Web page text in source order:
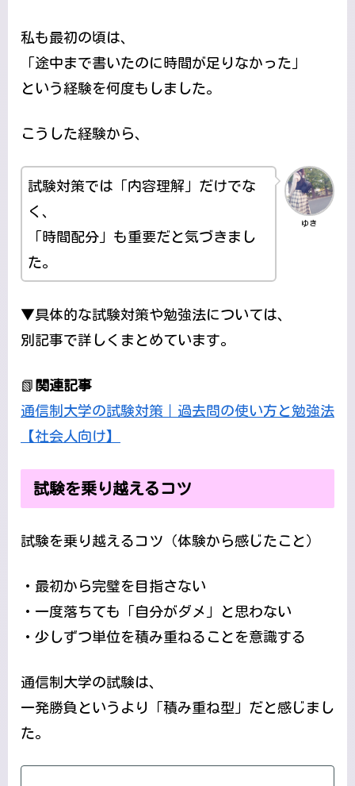
私も最初の頃は、
「途中まで書いたのに時間が足りなかった」
という経験を何度もしました。
こうした経験から、
ゆき
試験対策では「内容理解」だけでな
く、
「時間配分」も重要だと気づきまし
た。
▼具体的な試験対策や勉強法については、
別記事で詳しくまとめています。
📗 関連記事
通信制大学の試験対策｜過去問の使い方と勉強法
【社会人向け】
試験を乗り越えるコツ
試験を乗り越えるコツ（体験から感じたこと）
・最初から完璧を目指さない
・一度落ちても「自分がダメ」と思わない
・少しずつ単位を積み重ねることを意識する
通信制大学の試験は、
一発勝負というより「積み重ね型」だと感じまし
た。